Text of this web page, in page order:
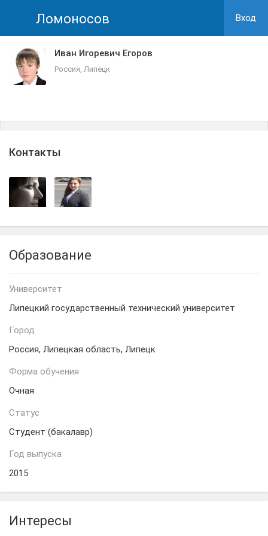
Ломоносов Вход
Иван Игоревич Егоров
Россия, Липецк
Контакты
Образование
Университет
Липецкий государственный технический университет
Город
Россия, Липецкая область, Липецк
Форма обучения
Очная
Статус
Студент (бакалавр)
Год выпуска
2015
Интересы